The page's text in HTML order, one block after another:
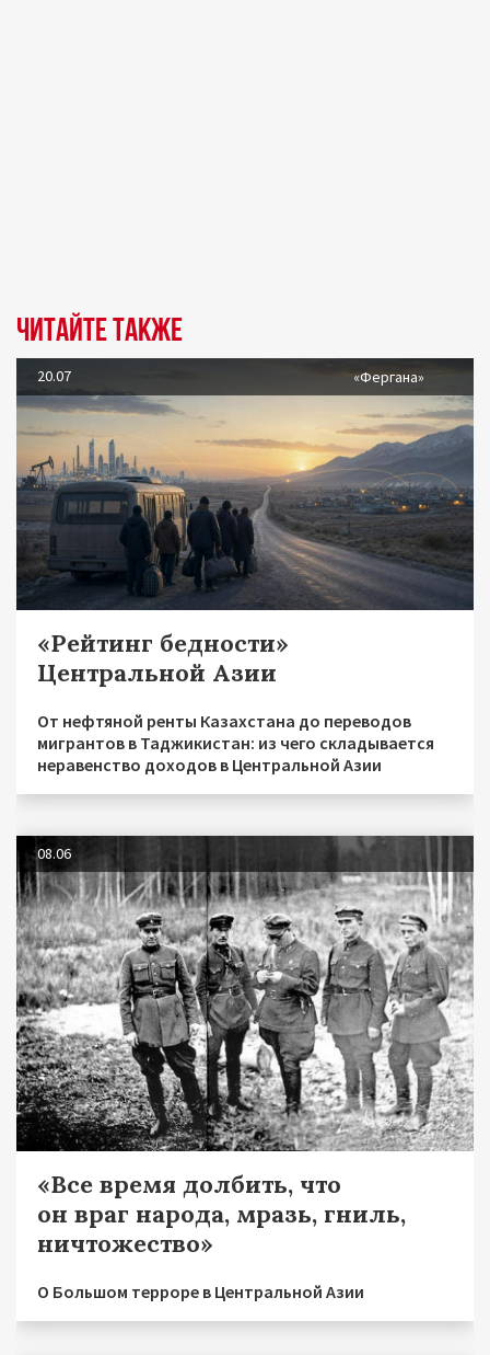
Читайте также
20.07 «Фергана»
«Рейтинг бедности»
Центральной Азии
От нефтяной ренты Казахстана до переводов
мигрантов в Таджикистан: из чего складывается
неравенство доходов в Центральной Азии
08.06
«Все время долбить, что
он враг народа, мразь, гниль,
ничтожество»
О Большом терроре в Центральной Азии